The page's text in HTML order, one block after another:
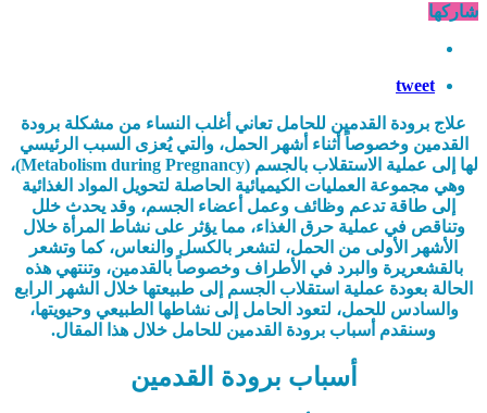
شاركها
tweet
علاج برودة القدمين للحامل تعاني أغلب النساء من مشكلة برودة
القدمين وخصوصاً أثناء أشهر الحمل، والتي يُعزى السبب الرئيسي
لها إلى عملية الاستقلاب بالجسم (Metabolism during Pregnancy)
،
وهي مجموعة العمليات الكيميائية الحاصلة لتحويل المواد الغذائية
إلى طاقة تدعم وظائف وعمل أعضاء الجسم، وقد يحدث خلل
وتناقص في عملية حرق الغذاء، مما يؤثر على نشاط المرأة خلال
الأشهر الأولى من الحمل، لتشعر بالكسل والنعاس، كما وتشعر
بالقشعريرة والبرد في الأطراف وخصوصاً بالقدمين، وتنتهي هذه
الحالة بعودة عملية استقلاب الجسم إلى طبيعتها خلال الشهر الرابع
والسادس للحمل، لتعود الحامل إلى نشاطها الطبيعي وحيويتها،
وسنقدم أسباب برودة القدمين للحامل خلال هذا المقال.
أسباب برودة القدمين